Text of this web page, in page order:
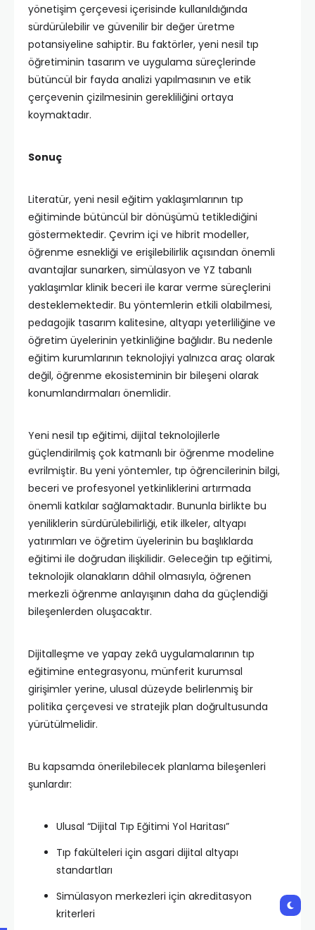
yönetişim çerçevesi içerisinde kullanıldığında
sürdürülebilir ve güvenilir bir değer üretme
potansiyeline sahiptir. Bu faktörler, yeni nesil tıp
öğretiminin tasarım ve uygulama süreçlerinde
bütüncül bir fayda analizi yapılmasının ve etik
çerçevenin çizilmesinin gerekliliğini ortaya
koymaktadır.
Sonuç
Literatür, yeni nesil eğitim yaklaşımlarının tıp
eğitiminde bütüncül bir dönüşümü tetiklediğini
göstermektedir. Çevrim içi ve hibrit modeller,
öğrenme esnekliği ve erişilebilirlik açısından önemli
avantajlar sunarken, simülasyon ve YZ tabanlı
yaklaşımlar klinik beceri ile karar verme süreçlerini
desteklemektedir. Bu yöntemlerin etkili olabilmesi,
pedagojik tasarım kalitesine, altyapı yeterliliğine ve
öğretim üyelerinin yetkinliğine bağlıdır. Bu nedenle
eğitim kurumlarının teknolojiyi yalnızca araç olarak
değil, öğrenme ekosisteminin bir bileşeni olarak
konumlandırmaları önemlidir.
Yeni nesil tıp eğitimi, dijital teknolojilerle
güçlendirilmiş çok katmanlı bir öğrenme modeline
evrilmiştir. Bu yeni yöntemler, tıp öğrencilerinin bilgi,
beceri ve profesyonel yetkinliklerini artırmada
önemli katkılar sağlamaktadır. Bununla birlikte bu
yeniliklerin sürdürülebilirliği, etik ilkeler, altyapı
yatırımları ve öğretim üyelerinin bu başlıklarda
eğitimi ile doğrudan ilişkilidir. Geleceğin tıp eğitimi,
teknolojik olanakların dâhil olmasıyla, öğrenen
merkezli öğrenme anlayışının daha da güçlendiği
bileşenlerden oluşacaktır.
Dijitalleşme ve yapay zekâ uygulamalarının tıp
eğitimine entegrasyonu, münferit kurumsal
girişimler yerine, ulusal düzeyde belirlenmiş bir
politika çerçevesi ve stratejik plan doğrultusunda
yürütülmelidir.
Bu kapsamda önerilebilecek planlama bileşenleri
şunlardır:
Ulusal “Dijital Tıp Eğitimi Yol Haritası”
Tıp fakülteleri için asgari dijital altyapı
standartları
Simülasyon merkezleri için akreditasyon
kriterleri